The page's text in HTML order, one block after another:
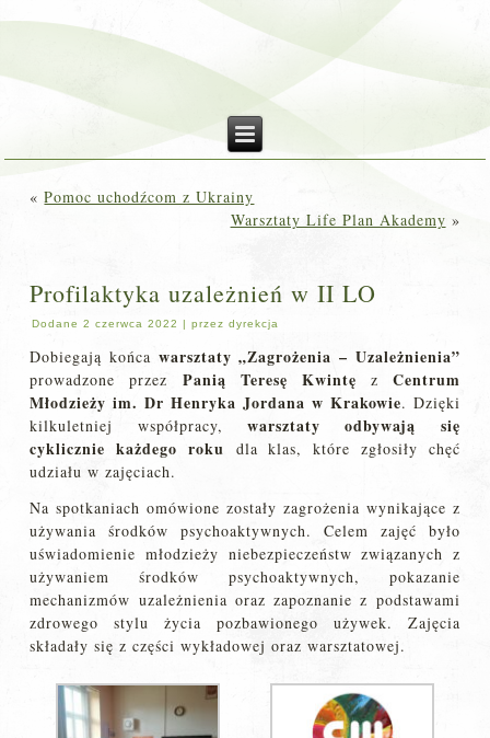
«Pomoc uchodźcom z Ukrainy
Warsztaty Life Plan Akademy »
Profilaktyka uzależnień w II LO
Dodane 2 czerwca 2022 |przez dyrekcja
Dobiegają końca warsztaty „Zagrożenia – Uzależnienia”
prowadzone przez Panią Teresę Kwintę z Centrum
Młodzieży im. Dr Henryka Jordana w Krakowie. Dzięki
kilkuletniej współpracy, warsztaty odbywają się
cyklicznie każdego roku dla klas, które zgłosiły chęć
udziału w zajęciach.
Na spotkaniach omówione zostały zagrożenia wynikające z
używania środków psychoaktywnych. Celem zajęć było
uświadomienie młodzieży niebezpieczeństw związanych z
używaniem środków psychoaktywnych, pokazanie
mechanizmów uzależnienia oraz zapoznanie z podstawami
zdrowego stylu życia pozbawionego używek. Zajęcia
składały się z części wykładowej oraz warsztatowej.